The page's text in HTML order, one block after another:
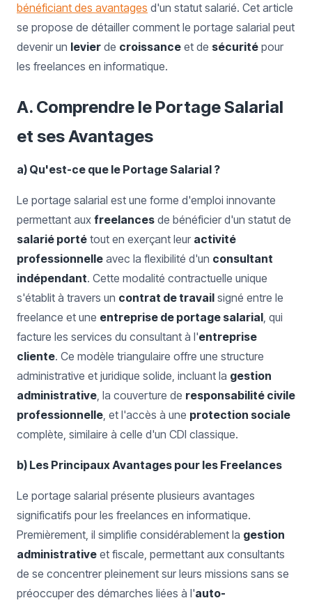
bénéficiant des avantages d'un statut salarié. Cet article
se propose de détailler comment le portage salarial peut
devenir un levier de croissance et de sécurité pour
les freelances en informatique.
A. Comprendre le Portage Salarial
et ses Avantages
a) Qu'est-ce que le Portage Salarial ?
Le portage salarial est une forme d'emploi innovante
permettant aux freelances de bénéficier d'un statut de
salarié porté tout en exerçant leur activité
professionnelle avec la flexibilité d'un consultant
indépendant. Cette modalité contractuelle unique
s'établit à travers un contrat de travail signé entre le
freelance et une entreprise de portage salarial, qui
facture les services du consultant à l'entreprise
cliente. Ce modèle triangulaire offre une structure
administrative et juridique solide, incluant la gestion
administrative, la couverture de responsabilité civile
professionnelle, et l'accès à une protection sociale
complète, similaire à celle d'un CDI classique.
b) Les Principaux Avantages pour les Freelances
Le portage salarial présente plusieurs avantages
significatifs pour les freelances en informatique.
Premièrement, il simplifie considérablement la gestion
administrative et fiscale, permettant aux consultants
de se concentrer pleinement sur leurs missions sans se
préoccuper des démarches liées à l'auto-